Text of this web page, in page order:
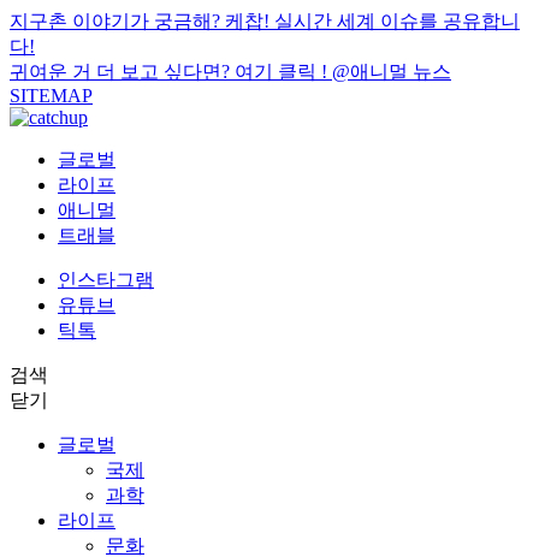
지구촌 이야기가 궁금해? 케찹! 실시간 세계 이슈를 공유합니
다!
귀여운 거 더 보고 싶다면? 여기 클릭 ! @애니멀 뉴스
SITEMAP
글로벌
라이프
애니멀
트래블
인스타그램
유튜브
틱톡
검색
닫기
글로벌
국제
과학
라이프
문화